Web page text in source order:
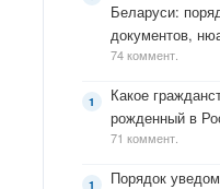
Беларуси:
документов,
74 коммент.
Какое
рожденный в
71 коммент.
Порядок